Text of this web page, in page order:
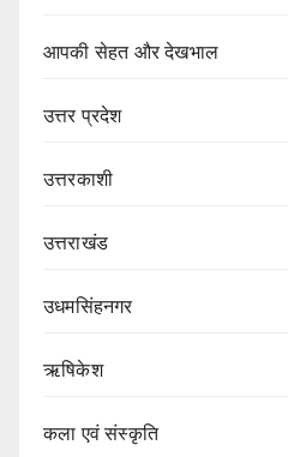
आपकी सेहत और देखभाल
उत्तर प्रदेश
उत्तरकाशी
उत्तराखंड
उधमसिंहनगर
ऋषिकेश
कला एवं संस्कृति